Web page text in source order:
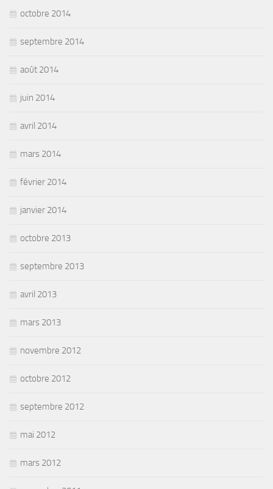
octobre 2014
septembre 2014
août 2014
juin 2014
avril 2014
mars 2014
février 2014
janvier 2014
octobre 2013
septembre 2013
avril 2013
mars 2013
novembre 2012
octobre 2012
septembre 2012
mai 2012
mars 2012